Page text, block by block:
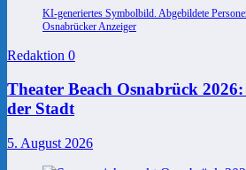
KI-generiertes Symbolbild. Abgebildete
Osnabrücker Anzeiger
Redaktion 0
Theater Beach Osnabrück
der Stadt
5. August 2026